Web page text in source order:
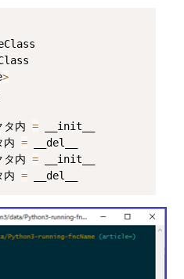
>
タ内 = __init__
内 = __del__
タ内 = __init__
内 =